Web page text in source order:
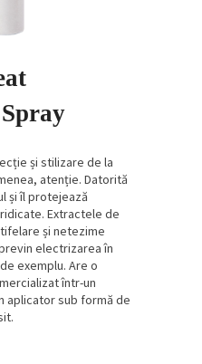
și stilizare de la
atenție. Datorită
și îl protejează
Extractele de
și netezime
electrizarea în
exemplu. Are o
într-un
aplicator sub formă de